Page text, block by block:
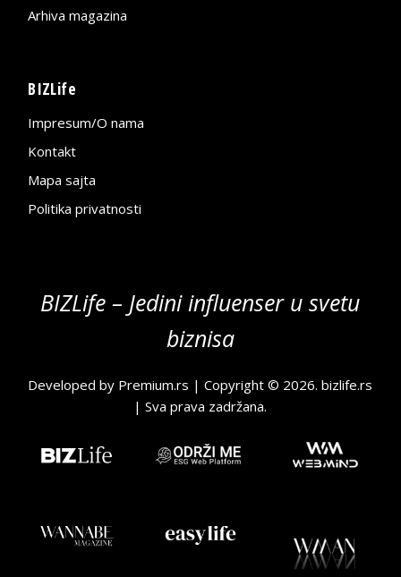
Arhiva magazina
BIZLife
Impresum/O nama
Kontakt
Mapa sajta
Politika privatnosti
BIZLife – Jedini influenser u svetu
biznisa
Developed by Premium.rs | Copyright © 2026.bizlife.rs
| Sva prava zadržana.